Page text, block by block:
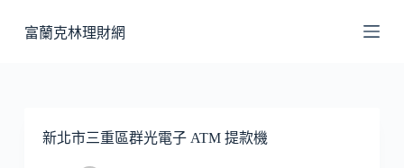
至
富蘭克林理財網
新北市三重區群光電子 ATM 提款機